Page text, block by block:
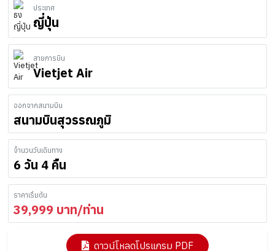
ประเทศ
ญี่ปุ่น
สายการบิน
Vietjet Air
ออกจากสนามบิน
สนามบินสุวรรณภูมิ
จำนวนวันเดินทาง
6 วัน 4 คืน
ราคาเริ่มต้น
39,999 บาท/ท่าน
ดาวน์โหลดโปรแกรม PDF